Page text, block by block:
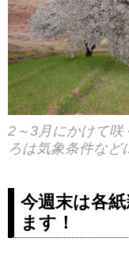
2～3月にかけて
ろは気象条件など
今週末は各
ます！